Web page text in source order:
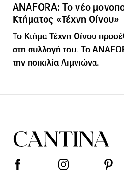
ANAFORA: Το νέο
Κτήματος «Τέχνη Οίνου»
Το Κτήμα Τέχνη Οίνου
στη συλλογή του. Το
την ποικιλία Λιμνιώνα.